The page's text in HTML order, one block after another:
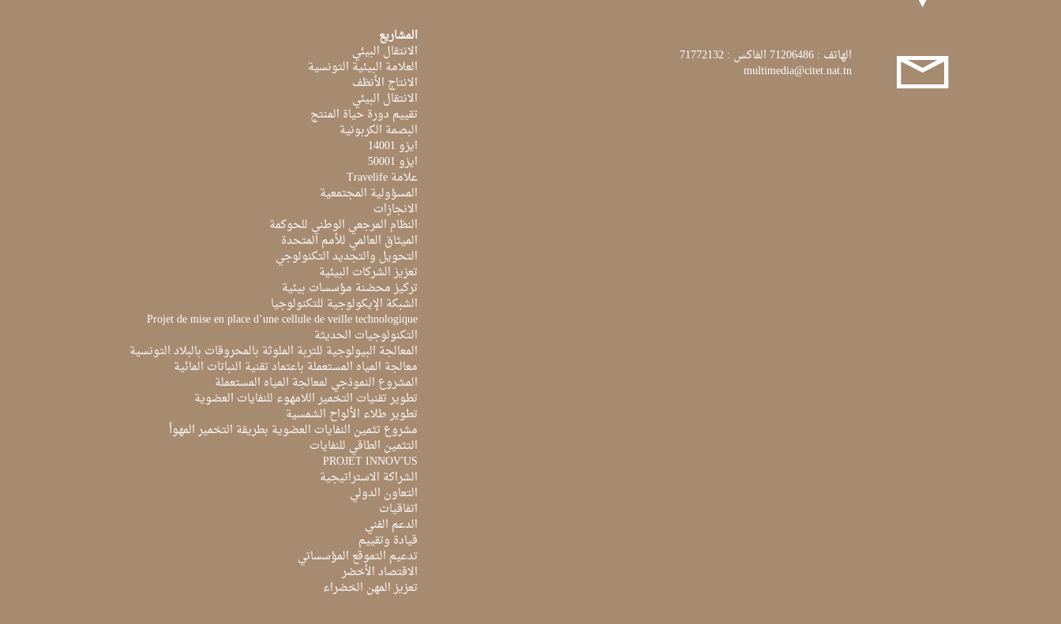
الهاتف : 71206486 الفاكس : 71772132
multimedia@citet.nat.tn
المشاريع
الانتقال البيئي
العلامة البيئية التونسية
الانتاج الأنظف
الانتقال البيئي
تقييم دورة حياة المنتج
البصمة الكربونية
ايزو 14001
ايزو 50001
علامة Travelife
المسؤولية المجتمعية
الانجازات
النظام المرجعي الوطني للحوكمة
الميثاق العالمي للأمم المتحدة
التحويل والتجديد التكنولوجي
تعزيز الشركات البيئية
تركيز محضنة مؤسسات بيئية
الشبكة الإيكولوجية للتكنولوجيا
Projet de mise en place d’une cellule de veille technologique
التكنولوجيات الحديثة
المعالجة البيولوجية للتربة الملوثة بالمحروقات بالبلاد التونسية
معالجة المياه المستعملة باعتماد تقنية النباتات المائية
المشروع النموذجي لمعالجة المياه المستعملة
تطوير تقنيات التخمير اللامهوء للنفايات العضوية
تطوير طلاء الألواح الشمسية
مشروع تثمين النفايات العضوية بطريقة التخمير المهوأ
التثمين الطاقي للنفايات
PROJET INNOV'US
الشراكة الاستراتيجية
التعاون الدولي
اتفاقيات
الدعم الفني
قيادة وتقييم
تدعيم التموقع المؤسساتي
الاقتصاد الأخضر
تعزيز المهن الخضراء